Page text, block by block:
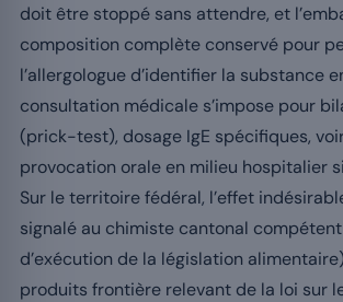
doit être stoppé sans attendre, et
composition complète conservé pour
l’allergologue d’identifier la substance
consultation médicale s’impose pour
(prick-test), dosage IgE spécifiques,
provocation orale en milieu hospitalier
Sur le territoire fédéral, l’effet
signalé au chimiste cantonal
d’exécution de la législation
produits frontière relevant de la loi sur